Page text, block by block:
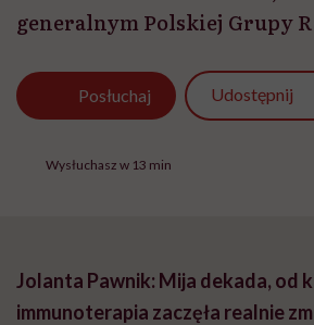
generalnym Polskiej Grupy
Posłuchaj Udostępnij
Wysłuchasz w 13 min
Jolanta Pawnik: Mija dekada, od
immunoterapia zaczęła realnie